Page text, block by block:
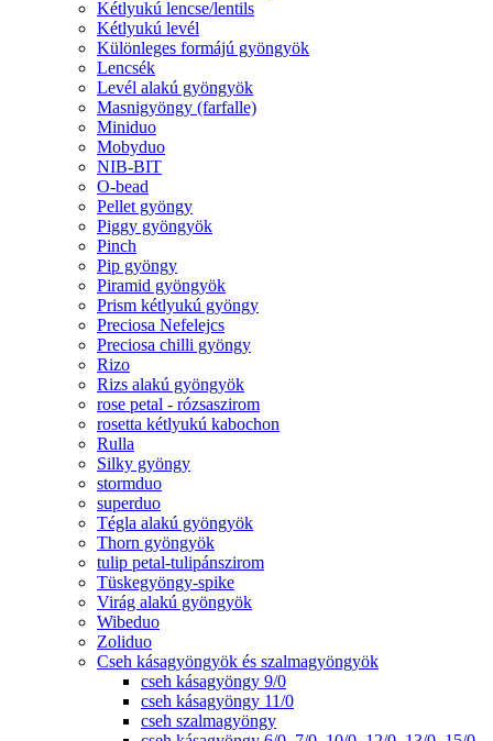
Kétlyukú lencse/lentils
Kétlyukú levél
Különleges formájú gyöngyök
Lencsék
Levél alakú gyöngyök
Masnigyöngy (farfalle)
Miniduo
Mobyduo
NIB-BIT
O-bead
Pellet gyöngy
Piggy gyöngyök
Pinch
Pip gyöngy
Piramid gyöngyök
Prism kétlyukú gyöngy
Preciosa Nefelejcs
Preciosa chilli gyöngy
Rizo
Rizs alakú gyöngyök
rose petal - rózsaszirom
rosetta kétlyukú kabochon
Rulla
Silky gyöngy
stormduo
superduo
Tégla alakú gyöngyök
Thorn gyöngyök
tulip petal-tulipánszirom
Tüskegyöngy-spike
Virág alakú gyöngyök
Wibeduo
Zoliduo
Cseh kásagyöngyök és szalmagyöngyök
cseh kásagyöngy 9/0
cseh kásagyöngy 11/0
cseh szalmagyöngy